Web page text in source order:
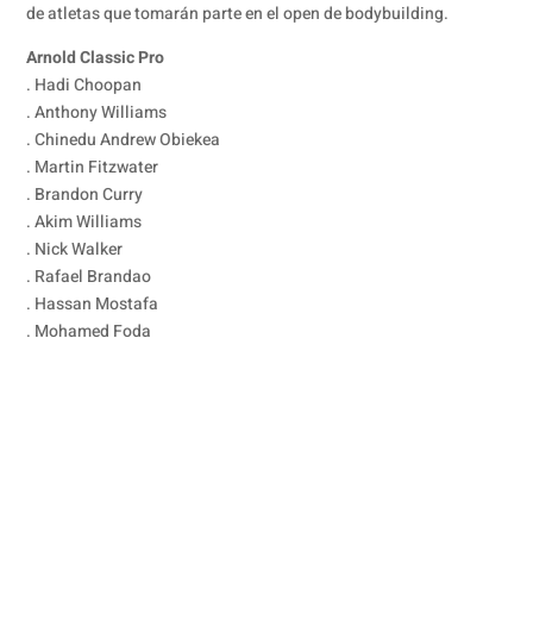
de atletas que tomarán parte en el open de bodybuilding.
Arnold Classic Pro
. Hadi Choopan
. Anthony Williams
. Chinedu Andrew Obiekea
. Martin Fitzwater
. Brandon Curry
. Akim Williams
. Nick Walker
. Rafael Brandao
. Hassan Mostafa
. Mohamed Foda